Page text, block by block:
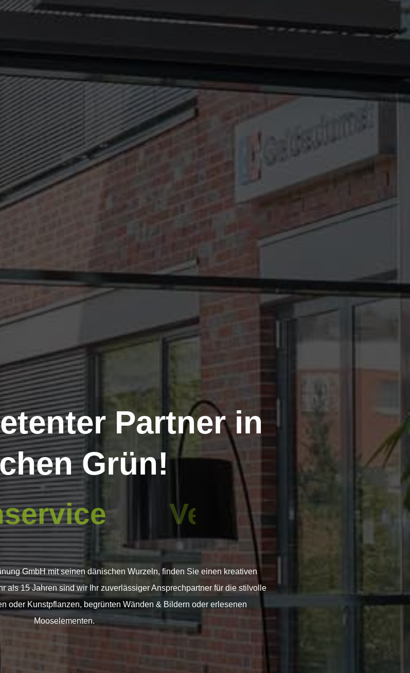
Partner in
Grün!
GmbH mit seinen dänischen Wurzeln, finden Sie einen kreativen
als 15 Jahren sind wir Ihr zuverlässiger Ansprechpartner für die stilvolle
oder Kunstpflanzen, begrünten Wänden & Bildern oder erlesenen
Mooselementen.